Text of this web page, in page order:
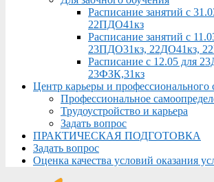
Расписание занятий с
22ПДО41кз
Расписание занятий с
23ПДО31кз, 22ДО41кз,
Расписание с 12.05 для
23ФЗК,31кз
Центр карьеры и профессионального
Профессиональное
Трудоустройство и карьера
Задать вопрос
ПРАКТИЧЕСКАЯ ПОДГОТОВКА
Задать вопрос
Оценка качества условий оказания